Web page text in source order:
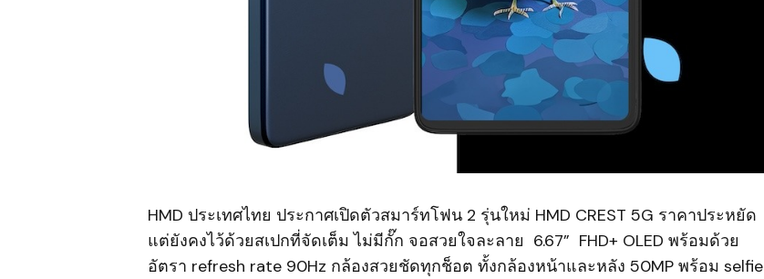
HMD ประเทศไทย ประกาศเปิดตัวสมาร์ทโฟน 2 รุ่นใหม่ HMD CREST 5G ราคาประหยัด
แต่ยังคงไว้ด้วยสเปกที่จัดเต็ม ไม่มีกั๊ก จอสวยใจละลาย 6.67” FHD+ OLED พร้อมด้วย
อัตรา refresh rate 90Hz กล้องสวยชัดทุกช็อต ทั้งกล้องหน้าและหลัง 50MP พร้อม selfie